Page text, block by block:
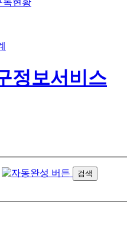
독현황
검색